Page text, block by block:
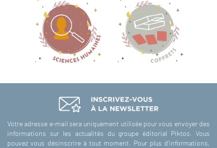
Votre adresse e-mail sera uniquement utilisée pour vous envoyer des
informations sur les actualités du groupe éditorial Piktos. Vous
pouvez vous désinscrire à tout moment. Pour plus d'informations,